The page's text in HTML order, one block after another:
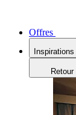
Offres
Inspirations
Retour